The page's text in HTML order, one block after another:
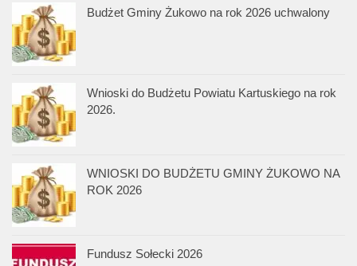
Budżet Gminy Żukowo na rok 2026 uchwalony
Wnioski do Budżetu Powiatu Kartuskiego na rok
2026.
WNIOSKI DO BUDŻETU GMINY ŻUKOWO NA
ROK 2026
Fundusz Sołecki 2026